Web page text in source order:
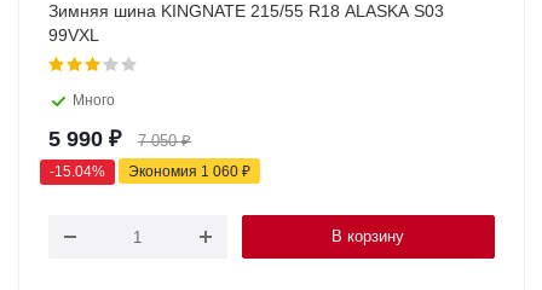
Зимняя шина KINGNATE 215/55 R18 ALASKA S03
99VXL
Много
5 990 ₽ 7 050₽
-15.04% Экономия 1 060 ₽
В корзину